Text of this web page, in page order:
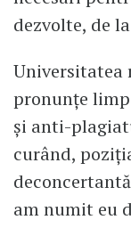
dezvolte, de
Universitatea
pronunțe
și anti-
curând,
am numit eu